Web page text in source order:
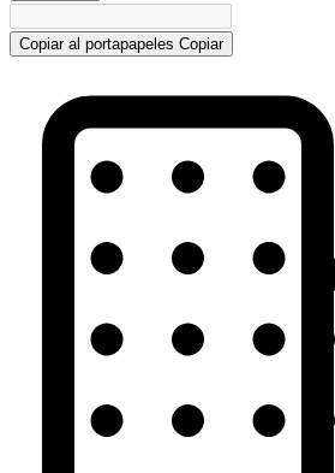
Copiar al portapapeles Copiar